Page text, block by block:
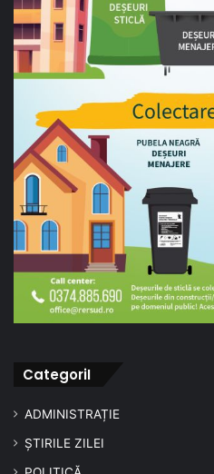
CategoriI
ADMINISTRAȚIE
ȘTIRILE ZILEI